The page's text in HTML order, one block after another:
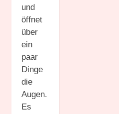
und
öffnet
über
ein
paar
Dinge
die
Augen.
Es